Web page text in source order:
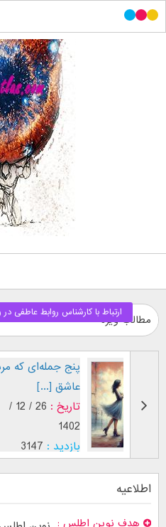
مطالب ویژه
پنج جمله‌ای که
عاشق [...]
تاریخ :
26 / 12 /
1402
بازدید : 3147
اطلاعیه
هدف نوین اطلس